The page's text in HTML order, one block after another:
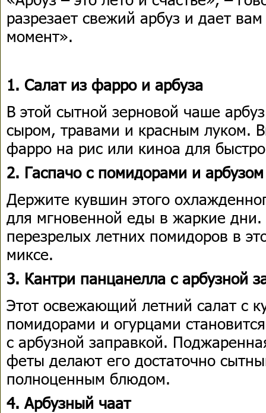
разрезает свежий арбуз и дает
момент».
1. Салат из фарро и арбуза
В этой сытной зерновой чаше
сыром, травами и красным луком.
фарро на рис или киноа для
2. Гаспачо с помидорами и
Держите кувшин этого
для мгновенной еды в жаркие дни.
перезрелых летних помидоров в
миксе.
3. Кантри панцанелла с арбузной
Этот освежающий летний салат с
помидорами и огурцами
с арбузной заправкой.
феты делают его достаточно
полноценным блюдом.
4. Арбузный чаат